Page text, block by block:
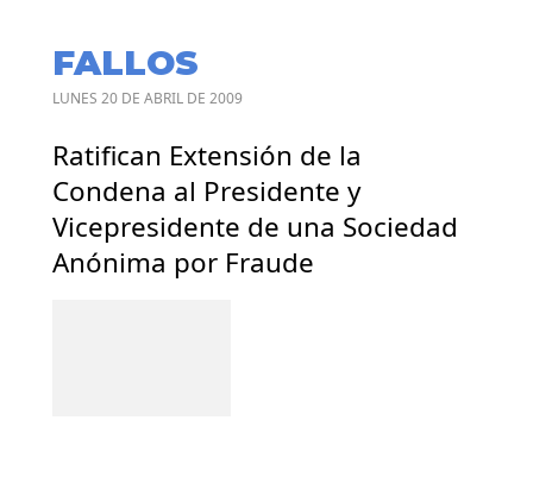
FALLOS
LUNES 20 DE ABRIL DE 2009
Ratifican Extensión de la
Condena al Presidente y
Vicepresidente de una Sociedad
Anónima por Fraude